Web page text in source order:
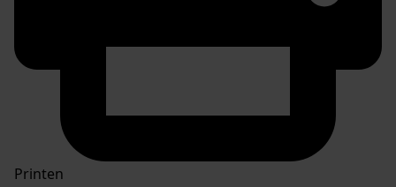
Printen